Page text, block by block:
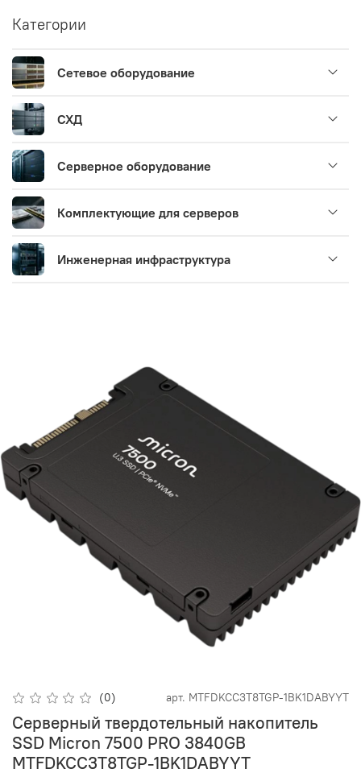
Категории
Сетевое оборудование
СХД
Серверное оборудование
Комплектующие для серверов
Инженерная инфраструктура
(0) арт. MTFDKCC3T8TGP-1BK1DABYYT
Серверный твердотельный накопитель
SSD Micron 7500 PRO 3840GB
MTFDKCC3T8TGP-1BK1DABYYT